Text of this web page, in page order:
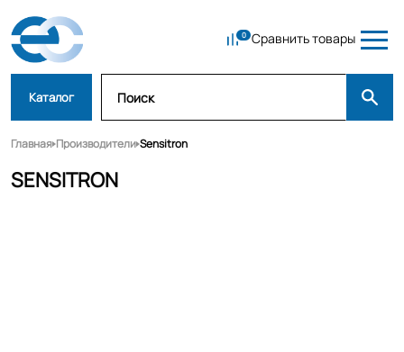
Сравнить товары
Каталог
Главная Производители Sensitron
SENSITRON